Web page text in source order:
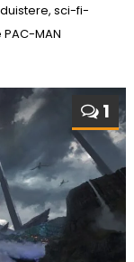
duistere, sci-fi-
MAN
1